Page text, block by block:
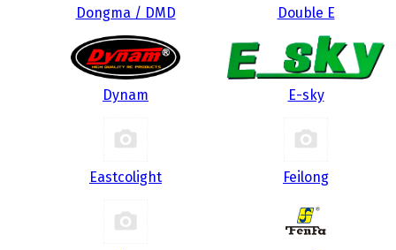
Dongma / DMD Double E
Dynam E-sky
Eastcolight Feilong